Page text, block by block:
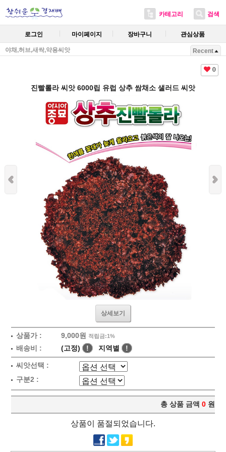
카테고리 검색
로그인 마이페이지 장바구니 관심상품
야채,허브,새싹,약용씨앗 Recent
0
진빨롤라 씨앗 6000립 유럽 상추 쌈채소 샐러드 씨앗
상세보기
상품가 : 9,000원 적립금:1%
배송비 : (고정) ! 지역별 !
씨앗선택 :
구분2 :
총 상품 금액 0 원
상품이 품절되었습니다.